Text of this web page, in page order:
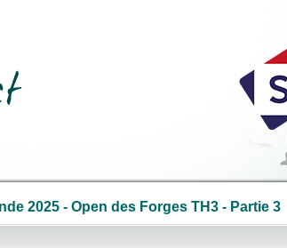
2025 - Open des Forges TH3 - Partie 3